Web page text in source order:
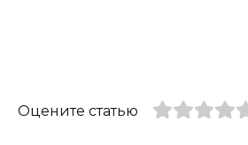
Оцените статью